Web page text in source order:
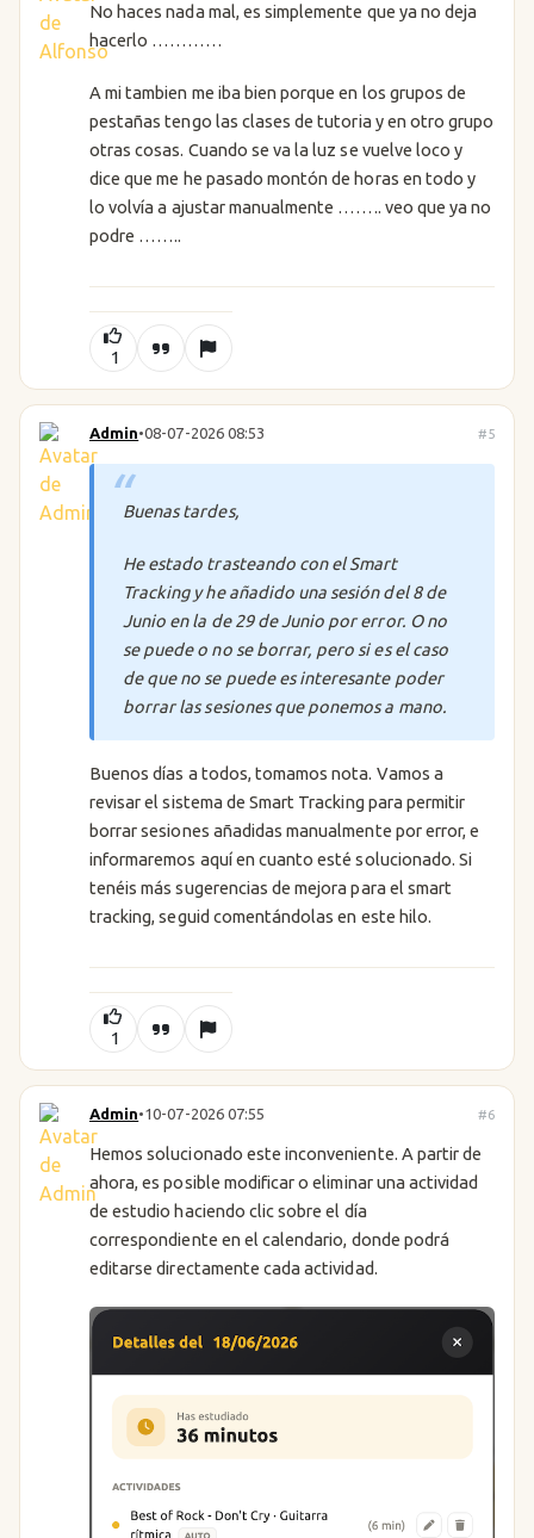
No haces nada mal, es simplemente que ya no deja
hacerlo …………
A mi tambien me iba bien porque en los grupos de
pestañas tengo las clases de tutoria y en otro grupo
otras cosas. Cuando se va la luz se vuelve loco y
dice que me he pasado montón de horas en todo y
lo volvía a ajustar manualmente …….. veo que ya no
podre ……..
1
Admin•08-07-2026 08:53 #5
Buenas tardes,
He estado trasteando con el Smart
Tracking y he añadido una sesión del 8 de
Junio en la de 29 de Junio por error. O no
se puede o no se borrar, pero si es el caso
de que no se puede es interesante poder
borrar las sesiones que ponemos a mano.
Buenos días a todos, tomamos nota. Vamos a
revisar el sistema de Smart Tracking para permitir
borrar sesiones añadidas manualmente por error, e
informaremos aquí en cuanto esté solucionado. Si
tenéis más sugerencias de mejora para el smart
tracking, seguid comentándolas en este hilo.
1
Admin•10-07-2026 07:55 #6
Hemos solucionado este inconveniente. A partir de
ahora, es posible modificar o eliminar una actividad
de estudio haciendo clic sobre el día
correspondiente en el calendario, donde podrá
editarse directamente cada actividad.